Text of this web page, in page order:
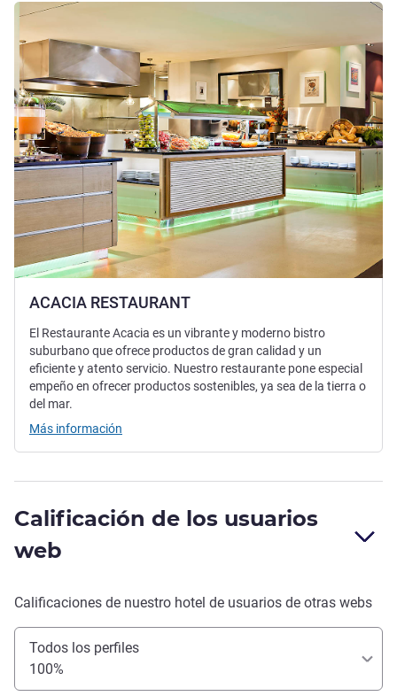
ACACIA RESTAURANT
Más información
El Restaurante Acacia es un vibrante y moderno bistro
suburbano que ofrece productos de gran calidad y un
eficiente y atento servicio. Nuestro restaurante pone especial
empeño en ofrecer productos sostenibles, ya sea de la tierra o
del mar.
Más información
Calificación de los usuarios
web
Calificaciones de nuestro hotel de usuarios de otras webs
Todos los perfiles
100%